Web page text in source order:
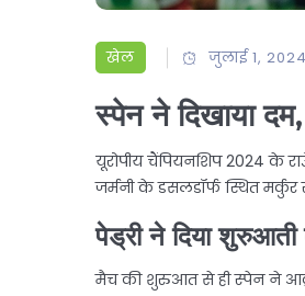
खेल जुलाई 1, 2024
स्पेन ने दिखाया
यूरोपीय चैंपियनशिप 2024 के
जर्मनी के डसलडॉर्फ स्थित
पेड्री ने दिया
मैच की शुरुआत से ही स्पेन ने